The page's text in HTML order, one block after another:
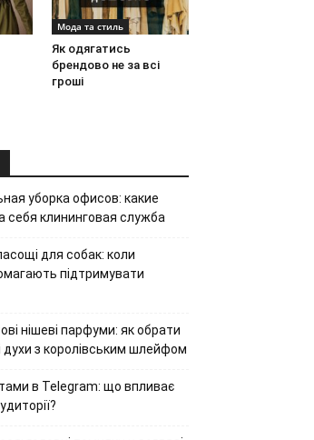
Мода та стиль
Як одягатись
брендово не за всі
гроші
уборка офисов: какие
себя клининговая служба
для собак: коли
підтримувати
нішеві парфуми: як обрати
духи з королівським шлейфом
в Telegram: що впливає